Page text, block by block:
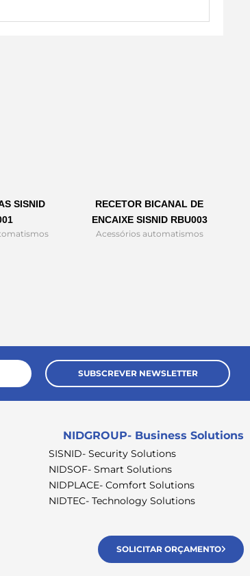
SISNID
RECETOR BICANAL DE
ENCAIXE SISNID RBU003
Acessórios automatismos
SUBSCREVER NEWSLETTER
NIDGROUP- Business Solutions
SISNID- Security Solutions
NIDSOF- Smart Solutions
NIDPLACE- Comfort Solutions
NIDTEC- Technology Solutions
SOLICITAR ORÇAMENTO